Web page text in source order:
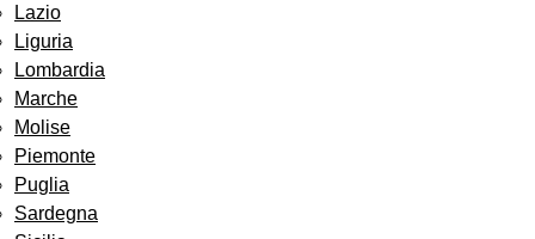
Lazio
Liguria
Lombardia
Marche
Molise
Piemonte
Puglia
Sardegna